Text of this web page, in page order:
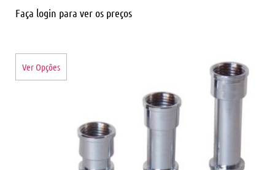
Faça login para ver os preços
Ver Opções